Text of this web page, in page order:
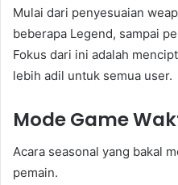
Mulai dari penyesuaian
beberapa Legend, sampai
Fokus dari ini adalah
lebih adil untuk semua user.
Mode Game
Acara seasonal yang bakal
pemain.